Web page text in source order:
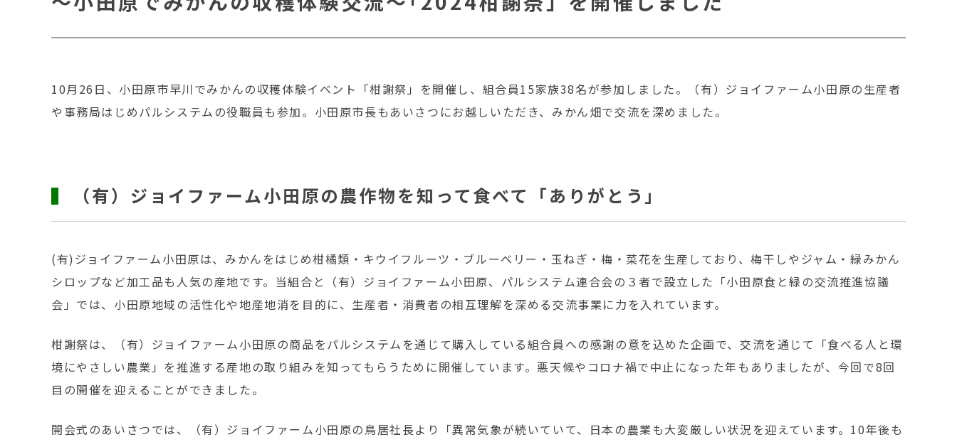
10月26日、小田原市早川でみかんの収穫体験イベント「柑謝祭」を開催し、組合員15家族38名が参加しました。（有）ジョイファーム小田原の生産者
や事務局はじめパルシステムの役職員も参加。小田原市長もあいさつにお越しいただき、みかん畑で交流を深めました。
（有）ジョイファーム小田原の農作物を知って食べて「ありがとう」
(有)ジョイファーム小田原は、みかんをはじめ柑橘類・キウイフルーツ・ブルーベリー・玉ねぎ・梅・菜花を生産しており、梅干しやジャム・緑みかん
シロップなど加工品も人気の産地です。当組合と（有）ジョイファーム小田原、パルシステム連合会の３者で設立した「小田原食と緑の交流推進協議
会」では、小田原地域の活性化や地産地消を目的に、生産者・消費者の相互理解を深める交流事業に力を入れています。
柑謝祭は、（有）ジョイファーム小田原の商品をパルシステムを通じて購入している組合員への感謝の意を込めた企画で、交流を通じて「食べる人と環
境にやさしい農業」を推進する産地の取り組みを知ってもらうために開催しています。悪天候やコロナ禍で中止になった年もありましたが、今回で8回
目の開催を迎えることができました。
開会式のあいさつでは、（有）ジョイファーム小田原の鳥居社長より「異常気象が続いていて、日本の農業も大変厳しい状況を迎えています。10年後も